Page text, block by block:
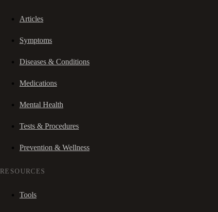
Articles
Symptoms
Diseases & Conditions
Medications
Mental Health
Tests & Procedures
Prevention & Wellness
RESOURCES
Tools